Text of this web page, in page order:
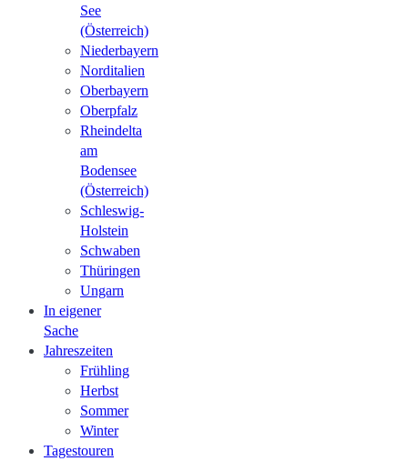
See
(Österreich)
Niederbayern
Norditalien
Oberbayern
Oberpfalz
Rheindelta
am
Bodensee
(Österreich)
Schleswig-
Holstein
Schwaben
Thüringen
Ungarn
In eigener
Sache
Jahreszeiten
Frühling
Herbst
Sommer
Winter
Tagestouren